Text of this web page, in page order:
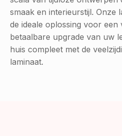
smaak en interieurstijl. Onze
de ideale oplossing voor een
betaalbare upgrade van uw
huis compleet met de
laminaat.